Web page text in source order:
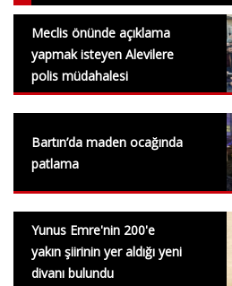
Meclis önünde açıklama
yapmak isteyen Alevilere
polis müdahalesi
Bartın’da maden ocağında
patlama
Yunus Emre'nin 200'e
yakın şiirinin yer aldığı yeni
divanı bulundu